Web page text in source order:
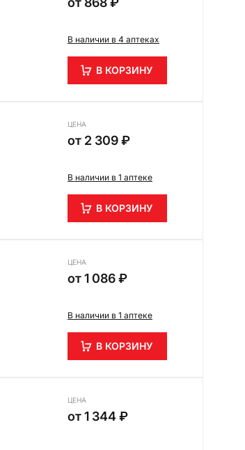
В наличии в 4 аптеках
В КОРЗИНУ
ЦЕНА
от 2 309 ₽
В наличии в 1 аптеке
В КОРЗИНУ
ЦЕНА
от1 086 ₽
В наличии в 1 аптеке
В КОРЗИНУ
ЦЕНА
от1 344 ₽